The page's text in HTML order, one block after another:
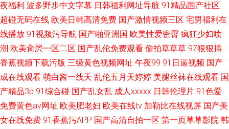
夜福利 波多野步中文字幕 日韩福利网址导航 91精品国产社区
超碰无码在线 欧美日韩高清免费 国产激情视频三区 宅男福利在
线播放 91视频污导航 国产啪亚洲国 欧美性爱密臀 疯狂少妇喷
潮 欧美肏屄一区二区 国产乱伦免费观看 偷拍草草草 97狠狠插
香蕉视频下载污版 三级黄色视频网址 午夜99 91日逼视频 国产
成在线观看 萌白酱一线天 乱伦五月天婷婷 美腿丝袜在线观看 国
产精品3p 91综合碰 国产乱女乱 成人xxxxx 日韩伦理片 91色爱
免费黄色av网址 欧美肥老妇 欧美在线tv 加勒比在线视屏 国产美
女在线免费 91香蕉污APP 国产高清自拍一区 第一页草草影院 韩